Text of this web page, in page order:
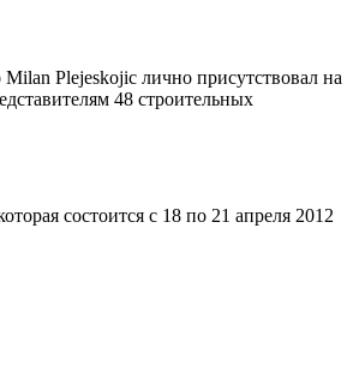
Plejeskojic лично присутствовал на
48 строительных
состоится с 18 по 21 апреля 2012